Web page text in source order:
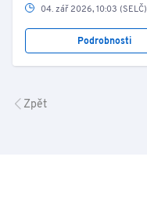
04. zář 2026, 10:03 (SELČ)
Podrobnosti
Zpět